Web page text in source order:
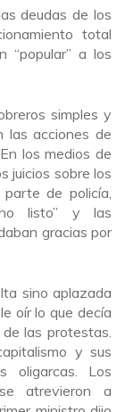
deudas de los
total
“popular” a los
simples y
las acciones de
los medios de
juicios sobre los
de policía,
listo” y las
gracias por
sino aplazada
oír lo que decía
las protestas.
y sus
oligarcas. Los
atrevieron a